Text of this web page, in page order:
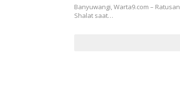
Banyuwangi, Warta9.com –
Shalat saat…